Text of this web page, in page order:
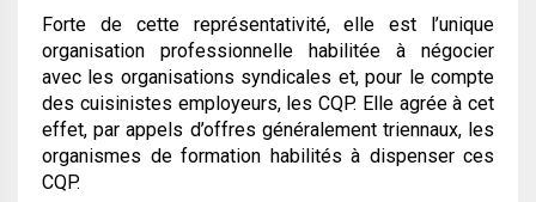
Forte de cette représentativité, elle est l’unique
organisation professionnelle habilitée à négocier
avec les organisations syndicales et, pour le compte
des cuisinistes employeurs, les CQP. Elle agrée à cet
effet, par appels d’offres généralement triennaux, les
organismes de formation habilités à dispenser ces
CQP.